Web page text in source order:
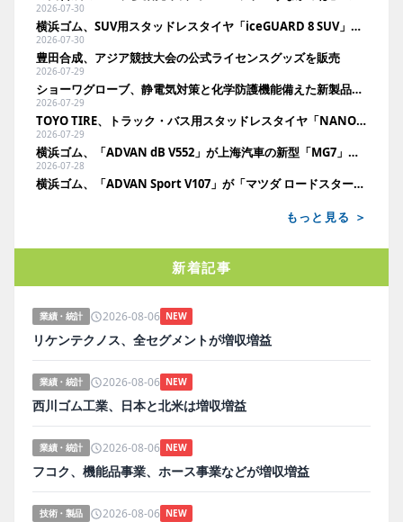
2026-07-30
横浜ゴム、SUV用スタッドレスタイヤ「iceGUARD 8 SUV」を新発売
2026-07-30
豊田合成、アジア競技大会の公式ライセンスグッズを販売
2026-07-29
ショーワグローブ、静電気対策と化学防護機能備えた新製品発売
2026-07-29
TOYO TIRE、トラック・バス用スタッドレスタイヤ「NANOENERGY M976」を発売
2026-07-29
横浜ゴム、「ADVAN dB V552」が上海汽車の新型「MG7」に新車装着
2026-07-28
横浜ゴム、「ADVAN Sport V107」が「マツダ ロードスター」に新車装着
もっと見る ＞
新着記事
業績・統計 2026-08-06 NEW
リケンテクノス、全セグメントが増収増益
業績・統計 2026-08-06 NEW
西川ゴム工業、日本と北米は増収増益
業績・統計 2026-08-06 NEW
フコク、機能品事業、ホース事業などが増収増益
技術・製品 2026-08-06 NEW